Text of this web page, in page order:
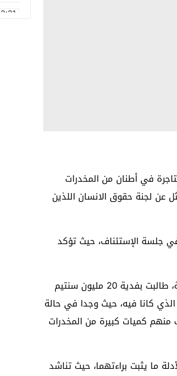
في أطنان من المخدرات
عن لجنة حقوق الانسان اللذين
في جلسة الإستئناف، حيث تؤكد
وحسب رواية الشابين فقد تعرضا للإختطاف من قبل عصابة مجهولة، طالبت بفدية 20 مليون سنتيم
كانا فيه، حيث وجدا في حالة
منهم كميات كبيرة من المخدرات
ما يثبت براءتهما، حيث تناشد